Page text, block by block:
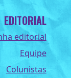
EDITORIAL
editorial
Equipe
Colunistas